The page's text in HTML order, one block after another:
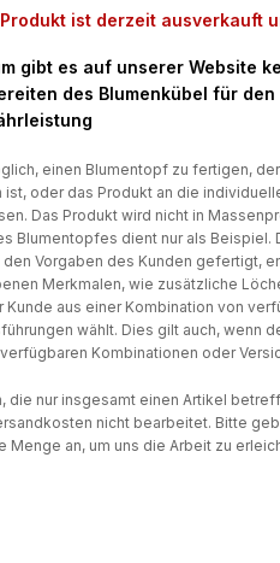
ist derzeit ausverkauft
gibt es auf unserer Website
des Blumenkübel für den
einen Blumentopf zu fertigen,
ist, oder das Produkt an die
Das Produkt wird nicht in
Blumentopfes dient nur als Beispiel.
den Vorgaben des Kunden gefertigt,
Merkmalen, wie zusätzliche
Kunde aus einer Kombination von
wählt. Dies gilt auch, wenn
Kombinationen oder
die nur insgesamt einen Artikel
nicht bearbeitet. Bitte
Menge an, um uns die Arbeit zu